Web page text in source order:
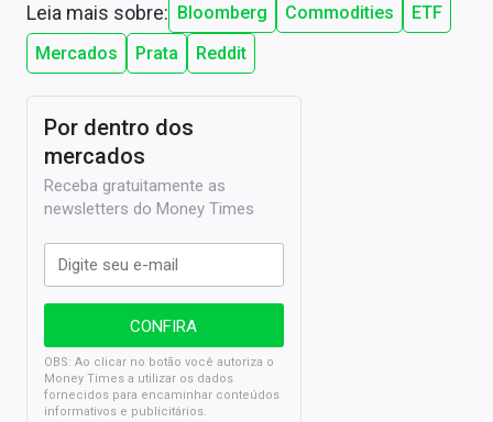
Leia mais sobre: Bloomberg Commodities
ETF
Mercados
Prata Reddit
Por dentro dos
mercados
Receba gratuitamente as
newsletters do Money Times
OBS: Ao clicar no botão você autoriza o
Money Times a utilizar os dados
fornecidos para encaminhar conteúdos
informativos e publicitários.